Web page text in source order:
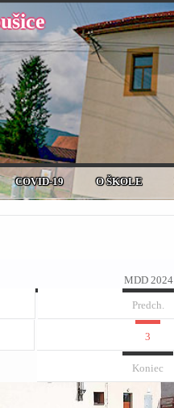
COVID-19 O ŠKOLE
MDD 2024
Predch.
3
Koniec